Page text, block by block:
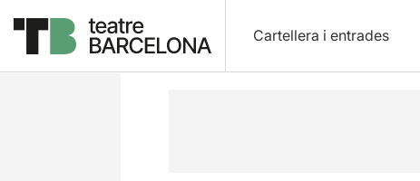
Cartellera i entrades
Descripció Fitxa artística